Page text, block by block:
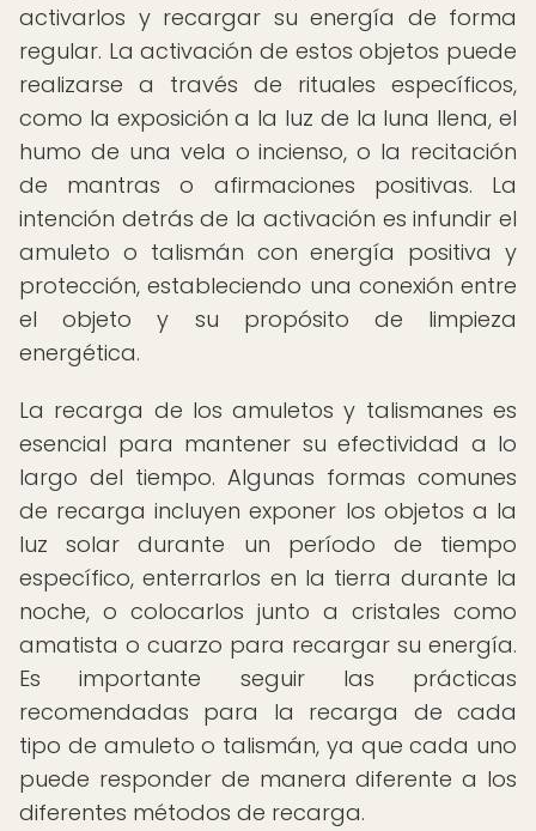
activarlos y recargar su energía de forma
regular. La activación de estos objetos puede
realizarse a través de rituales específicos,
como la exposición a la luz de la luna llena, el
humo de una vela o incienso, o la recitación
de mantras o afirmaciones positivas. La
intención detrás de la activación es infundir el
amuleto o talismán con energía positiva y
protección, estableciendo una conexión entre
el objeto y su propósito de limpieza
energética.
La recarga de los amuletos y talismanes es
esencial para mantener su efectividad a lo
largo del tiempo. Algunas formas comunes
de recarga incluyen exponer los objetos a la
luz solar durante un período de tiempo
específico, enterrarlos en la tierra durante la
noche, o colocarlos junto a cristales como
amatista o cuarzo para recargar su energía.
Es importante seguir las prácticas
recomendadas para la recarga de cada
tipo de amuleto o talismán, ya que cada uno
puede responder de manera diferente a los
diferentes métodos de recarga.